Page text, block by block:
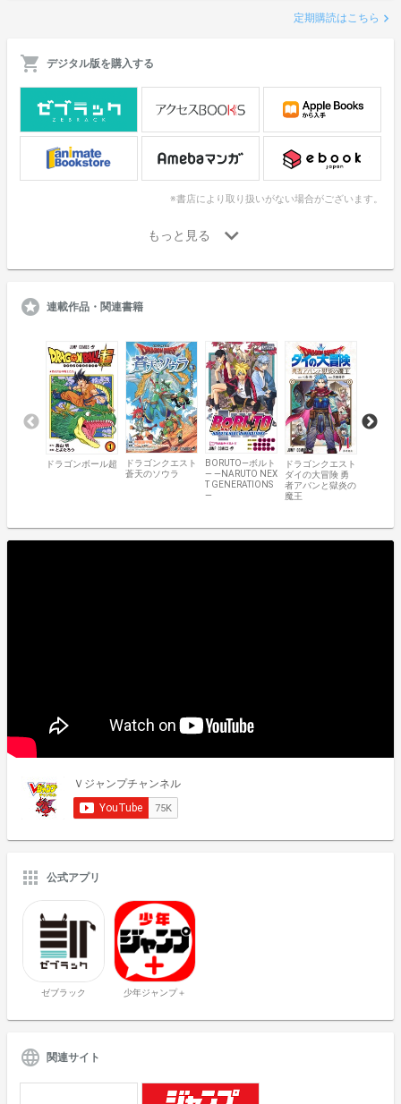
定期購読はこちら
デジタル版を購入する
※書店により取り扱いがない場合がございます。
連載作品・関連書籍
ドラゴンボール超
ドラゴンクエスト
蒼天のソウラ
BORUTO―ボルト
― ―NARUTO NEX
T GENERATIONS
―
ドラゴンクエスト
ダイの大冒険 勇
者アバンと獄炎の
魔王
公式アプリ
ゼブラック 少年ジャンプ＋
関連サイト